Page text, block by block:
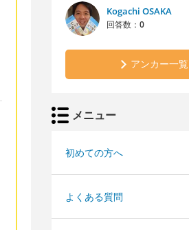
Kogachi OSAKA
回答数： 0
アンカー一覧
メニュー
初めての方へ
よくある質問